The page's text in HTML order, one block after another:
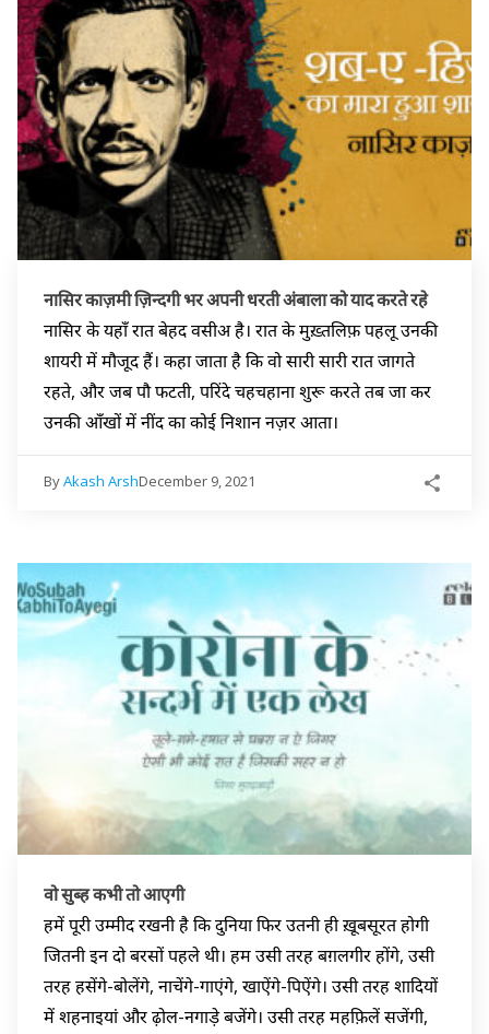
नासिर काज़मी ज़िन्दगी भर अपनी धरती अंबाला को याद करते रहे
नासिर के यहाँ रात बेहद वसीअ है। रात के मुख़्तलिफ़ पहलू उनकी
शायरी में मौजूद हैं। कहा जाता है कि वो सारी सारी रात जागते
रहते, और जब पौ फटती, परिंदे चहचहाना शुरू करते तब जा कर
उनकी आँखों में नींद का कोई निशान नज़र आता।
ByAkash ArshDecember 9, 2021
वो सुब्ह कभी तो आएगी
हमें पूरी उम्मीद रखनी है कि दुनिया फिर उतनी ही ख़ूबसूरत होगी
जितनी इन दो बरसों पहले थी। हम उसी तरह बग़लगीर होंगे, उसी
तरह हसेंगे-बोलेंगे, नाचेंगे-गाएंगे, खाऐंगे-पिऐंगे। उसी तरह शादियों
में शहनाइयां और ढ़ोल-नगाड़े बजेंगे। उसी तरह महफ़िलें सजेंगी,